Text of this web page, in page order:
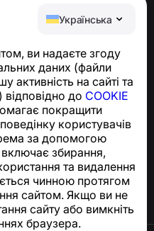
Українська
ви надаєте згоду
даних (файли
активність на сайті та
відповідно до COOKIE
покращити
користувачів
за допомогою
збирання,
та видалення
чинною протягом
сайтом. Якщо ви не
сайту або вимкніть
браузера.
support@numbuster.com
вас від телефонного